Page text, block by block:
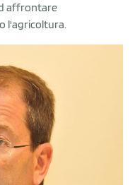
affrontare
l'agricoltura.